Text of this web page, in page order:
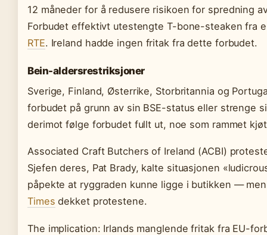
12 måneder for å redusere risikoen for spredning
Forbudet effektivt utestengte T-bone-steaken fra
RTE. Ireland hadde ingen fritak fra dette forbudet.
Bein-aldersrestriksjoner
Sverige, Finland, Østerrike, Storbritannia og
forbudet på grunn av sin BSE-status eller strenge
derimot følge forbudet fullt ut, noe som rammet
Associated Craft Butchers of Ireland (ACBI)
Sjefen deres, Pat Brady, kalte situasjonen
påpekte at ryggraden kunne ligge i butikken —
Times dekket protestene.
The implication: Irlands manglende fritak fra EU-